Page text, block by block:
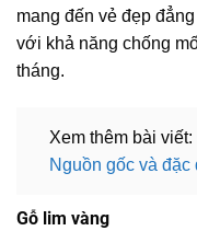
mang đến vẻ đẹp
với khả năng chống
tháng.
Xem thêm bài viết:
Nguồn gốc và đặc
Gỗ lim vàng